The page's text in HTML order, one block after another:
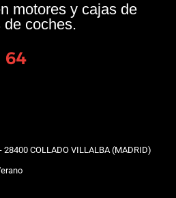
motores y cajas de
de coches.
64
28400 COLLADO VILLALBA (MADRID)